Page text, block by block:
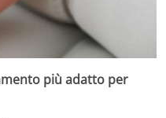
più adatto per